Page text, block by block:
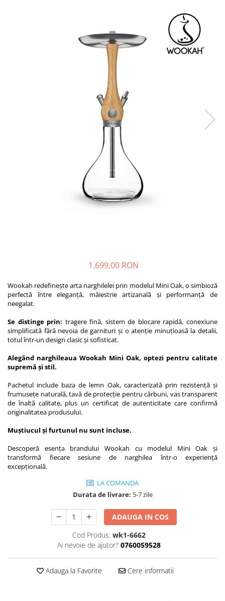
1.699,00 RON
Wookah redefinește arta narghilelei prin modelul Mini Oak, o simbioză
perfectă între eleganță, măiestrie artizanală și performanță de
neegalat.
Se distinge prin: tragere fină, sistem de blocare rapidă, conexiune
simplificată fără nevoia de garnituri și o atenție minuțioasă la detalii,
totul într-un design clasic și sofisticat.
Alegând narghileaua Wookah Mini Oak, optezi pentru calitate
supremă și stil.
Pachetul include baza de lemn Oak, caracterizată prin rezistență și
frumusețe naturală, tavă de protecție pentru cărbuni, vas transparent
de înaltă calitate, plus un certificat de autenticitate care confirmă
originalitatea produsului.
Muștiucul și furtunul nu sunt incluse.
Descoperă esența brandului Wookah cu modelul Mini Oak și
transformă fiecare sesiune de narghilea într-o experiență
excepțională.
LA COMANDA
Durata de livrare: 5-7 zile
ADAUGA IN COS
Cod Produs: wk1-6662
Ai nevoie de ajutor? 0760059528
Adauga la Favorite Cere informatii